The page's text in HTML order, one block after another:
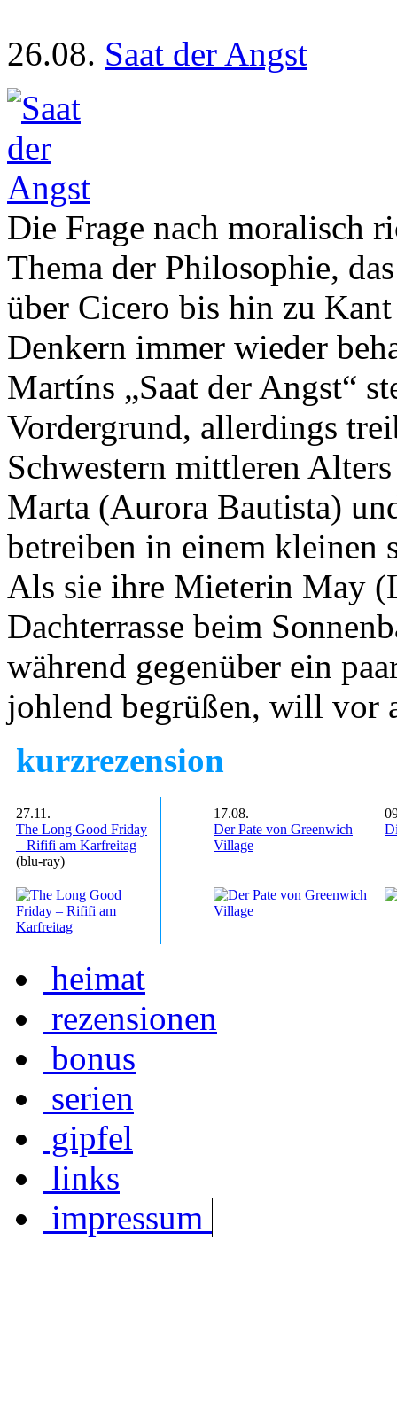
26.08. Saat der Angst
Die Frage nach moralisch
Thema der Philosophie,
über Cicero bis hin zu
Denkern immer wieder
Martíns „Saat der Angst“
Vordergrund, allerdings
Schwestern mittleren
Marta (Aurora Bautista)
betreiben in einem kleinen
Als sie ihre Mieterin May
Dachterrasse beim
während gegenüber ein
johlend begrüßen, will vor
kurzrezension
27.11.
The Long Good Friday
– Rififi am Karfreitag
(blu-ray)
17.08.
Der Pate von Greenwich
Village
heimat
rezensionen
bonus
serien
gipfel
links
impressum